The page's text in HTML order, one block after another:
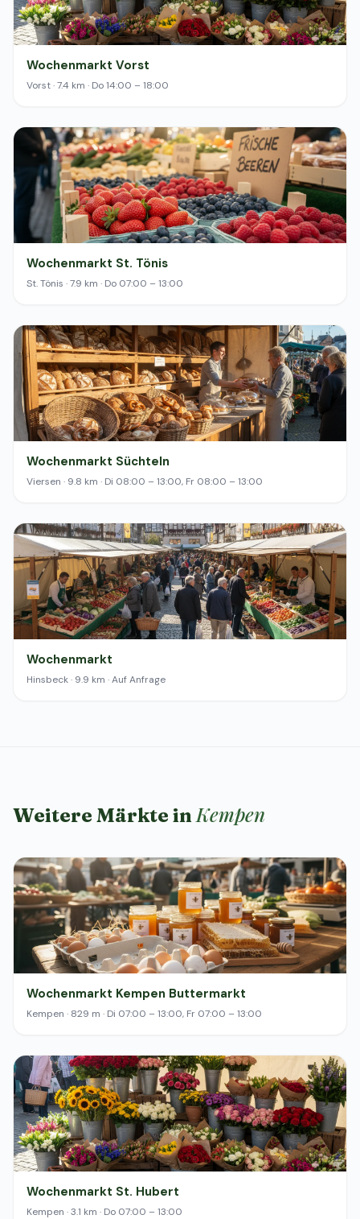
Wochenmarkt Vorst
Vorst · 7.4 km · Do 14:00 – 18:00
Wochenmarkt St. Tönis
St. Tönis · 7.9 km · Do 07:00 – 13:00
Wochenmarkt Süchteln
Viersen · 9.8 km · Di 08:00 – 13:00, Fr 08:00 – 13:00
Wochenmarkt
Hinsbeck · 9.9 km · Auf Anfrage
Weitere Märkte inKempen
Wochenmarkt Kempen Buttermarkt
Kempen · 829 m · Di 07:00 – 13:00, Fr 07:00 – 13:00
Wochenmarkt St. Hubert
Kempen · 3.1 km · Do 07:00 – 13:00